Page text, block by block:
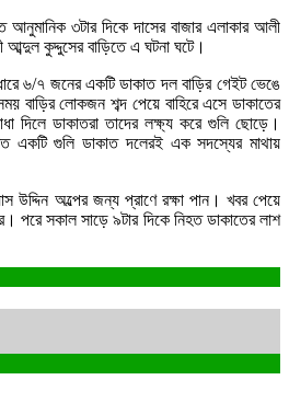
আনুমানিক ৩টার দিকে দাসের বাজার এলাকার আলী
আব্দুল কুদ্দুসের বাড়িতে এ ঘটনা ঘটে।
৬/৭ জনের একটি ডাকাত দল বাড়ির গেইট ভেঙে
বাড়ির লোকজন শব্দ পেয়ে বাহিরে এসে ডাকাতের
দিলে ডাকাতরা তাদের লক্ষ্য করে গুলি ছোড়ে।
একটি গুলি ডাকাত দলেরই এক সদস্যের মাথায়
উদ্দিন অল্পের জন্য প্রাণে রক্ষা পান। খবর পেয়ে
পরে সকাল সাড়ে ৯টার দিকে নিহত ডাকাতের লাশ